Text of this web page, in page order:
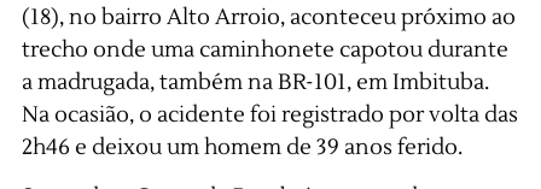
(18), no bairro Alto Arroio, aconteceu próximo ao
trecho onde uma caminhonete capotou durante
a madrugada, também na BR-101, em Imbituba.
Na ocasião, o acidente foi registrado por volta das
2h46 e deixou um homem de 39 anos ferido.